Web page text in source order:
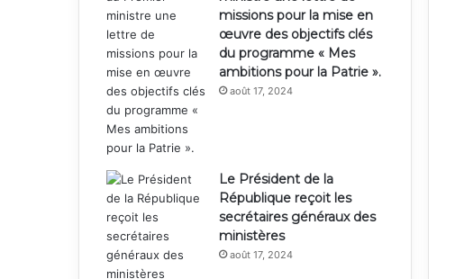
missions pour la mise en
œuvre des objectifs clés
du programme « Mes
ambitions pour la Patrie ».
août 17, 2024
Le Président de la
République reçoit les
secrétaires généraux des
ministères
août 17, 2024